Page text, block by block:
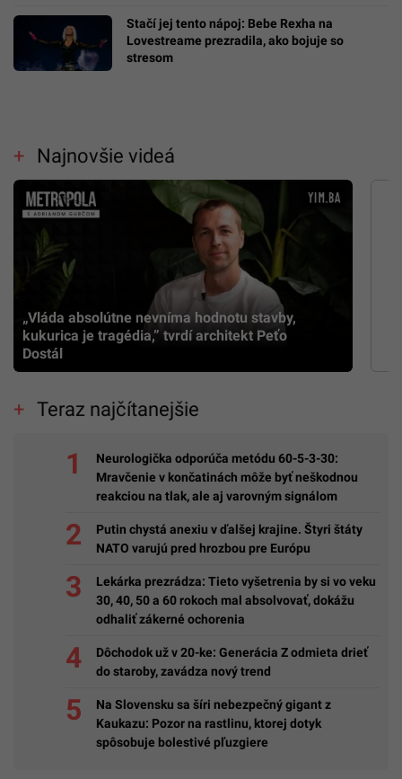
Stačí jej tento nápoj: Bebe Rexha na
Lovestreame prezradila, ako bojuje so
stresom
Najnovšie videá
„Vláda absolútne nevníma hodnotu stavby,
kukurica je tragédia,” tvrdí architekt Peťo
Dostál
Teraz najčítanejšie
Neurologička odporúča metódu 60-5-3-30:
Mravčenie v končatinách môže byť neškodnou
reakciou na tlak, ale aj varovným signálom
Putin chystá anexiu v ďalšej krajine. Štyri štáty
NATO varujú pred hrozbou pre Európu
Lekárka prezrádza: Tieto vyšetrenia by si vo veku
30, 40, 50 a 60 rokoch mal absolvovať, dokážu
odhaliť zákerné ochorenia
Dôchodok už v 20-ke: Generácia Z odmieta drieť
do staroby, zavádza nový trend
Na Slovensku sa šíri nebezpečný gigant z
Kaukazu: Pozor na rastlinu, ktorej dotyk
spôsobuje bolestivé pľuzgiere